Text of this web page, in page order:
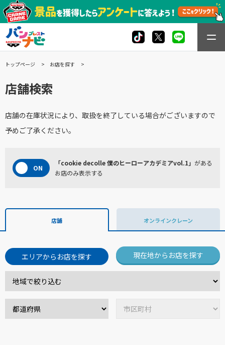
トップページ お店を探す
店舗検索
店舗の在庫状況により、取扱を終了している場合がございますので
予めご了承ください。
「cookie decolle 僕のヒーローアカデミアvol.1」 がある
お店のみ表示する
店舗 オンラインクレーン
エリアからお店を探す 現在地からお店を探す